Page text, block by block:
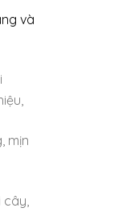
và
mịn
cây,